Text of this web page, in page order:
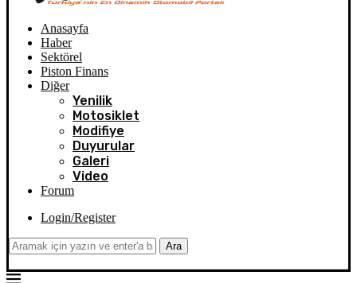
Anasayfa
Haber
Sektörel
Piston Finans
Diğer
Yenilik
Motosiklet
Modifiye
Duyurular
Galeri
Video
Forum
Login/Register
Ara